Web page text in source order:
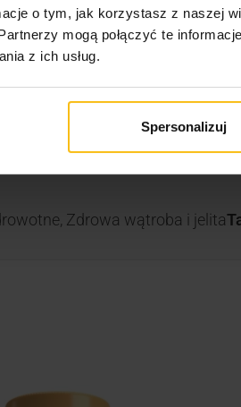
o tym, jak korzystasz z naszej
mogą połączyć te
z ich usług.
Spersonalizuj
, Zdrowa wątroba i jelita